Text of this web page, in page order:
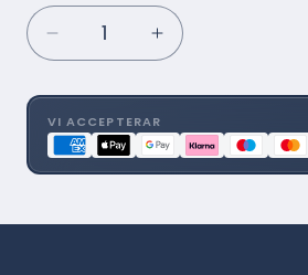
Minska
kvantitet
för
Polar
BO
0009
Öka
kvantitet
för
Polar
BO
0009
VI ACCEPTERAR